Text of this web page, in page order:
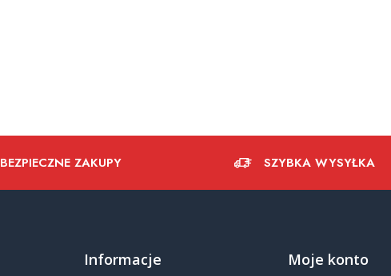
BEZPIECZNE ZAKUPY SZYBKA WYSYŁKA
Informacje Moje konto